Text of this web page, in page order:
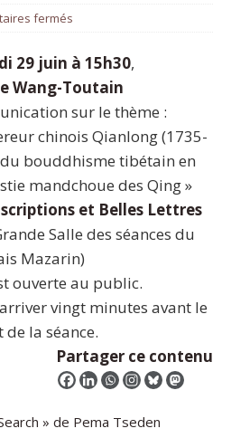
fermés
29 juin à 15h30,
Wang-Toutain
sur le thème :
chinois Qianlong (1735-
du bouddhisme tibétain en
mandchoue des Qing »
et Belles Lettres
Salle des séances du
Mazarin)
ouverte au public.
vingt minutes avant le
la séance.
Partager ce contenu
» de Pema Tseden